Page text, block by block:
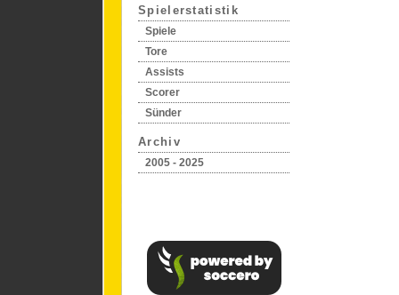
Spielerstatistik
Spiele
Tore
Assists
Scorer
Sünder
Archiv
2005 - 2025